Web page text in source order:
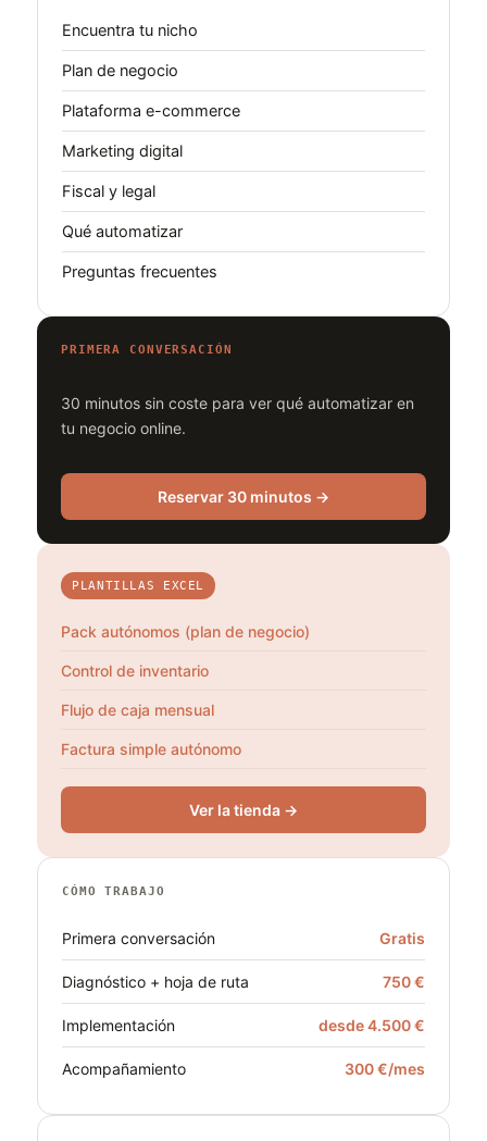
Encuentra tu nicho
Plan de negocio
Plataforma e-commerce
Marketing digital
Fiscal y legal
Qué automatizar
Preguntas frecuentes
PRIMERA CONVERSACIÓN
30 minutos sin coste para ver qué automatizar en
tu negocio online.
Reservar 30 minutos →
PLANTILLAS EXCEL
Pack autónomos (plan de negocio)
Control de inventario
Flujo de caja mensual
Factura simple autónomo
Ver la tienda →
CÓMO TRABAJO
Primera conversación Gratis
Diagnóstico + hoja de ruta 750 €
Implementación desde 4.500 €
Acompañamiento 300 €/mes